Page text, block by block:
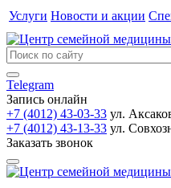
Услуги Новости и акции
Telegram
Запись онлайн
+7 (4012) 43-03-33 ул.
+7 (4012) 43-13-33 ул.
Заказать звонок